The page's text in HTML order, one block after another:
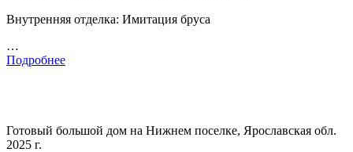
Внутренняя отделка: Имитация бруса
…
Подробнее
Готовый большой дом на Нижнем поселке, Ярославская обл.
2025 г.